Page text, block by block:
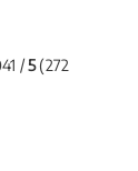
/5(272